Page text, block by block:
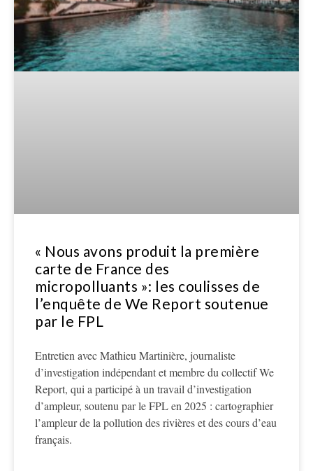
« Nous avons produit la première
carte de France des
micropolluants »: les coulisses de
l’enquête de We Report soutenue
par le FPL
Entretien avec Mathieu Martinière, journaliste
d’investigation indépendant et membre du collectif We
Report, qui a participé à un travail d’investigation
d’ampleur, soutenu par le FPL en 2025 : cartographier
l’ampleur de la pollution des rivières et des cours d’eau
français.